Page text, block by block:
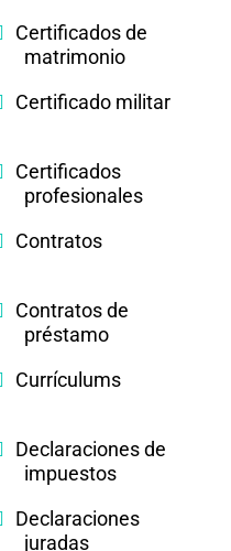
Certificados de
matrimonio
Certificado militar
Certificados
profesionales
Contratos
Contratos de
préstamo
Currículums
Declaraciones de
impuestos
Declaraciones
juradas